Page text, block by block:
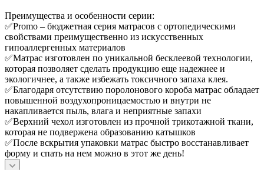
Преимущества и особенности серии:
✅Promo – бюджетная серия матрасов с ортопедическими
свойствами преимущественно из искусственных
гипоаллергенных материалов
✅Матрас изготовлен по уникальной бесклеевой технологии,
которая позволяет сделать продукцию еще надежнее и
экологичнее, а также избежать токсичного запаха клея.
✅Благодаря отсутствию поролонового короба матрас обладает
повышенной воздухопроницаемостью и внутри не
накапливается пыль, влага и неприятные запахи
✅Верхний чехол изготовлен из прочной трикотажной ткани,
которая не подвержена образованию катышков
✅После вскрытия упаковки матрас быстро восстанавливает
форму и спать на нем можно в этот же день!